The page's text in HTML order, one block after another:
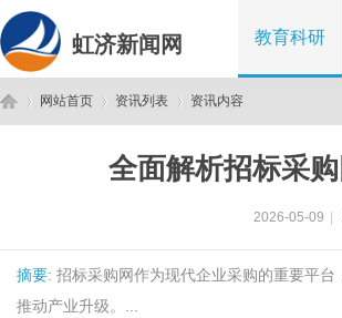
虹济新闻网 教育科研
网站首页 资讯列表 资讯内容
全面解析招标采
2026-05-09
摘要: 招标采购网作为现代企业采购的重要平
推动产业升级。...